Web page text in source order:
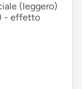
(leggero)
- effetto